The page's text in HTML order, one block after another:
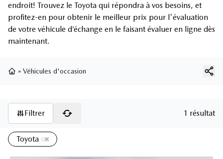
endroit! Trouvez le Toyota qui répondra à vos besoins, et
profitez-en pour obtenir le meilleur prix pour l'évaluation
de votre véhicule d’échange en le faisant évaluer en ligne dès
maintenant.
» Véhicules d'occasion
Filtrer 1 résultat
Toyota